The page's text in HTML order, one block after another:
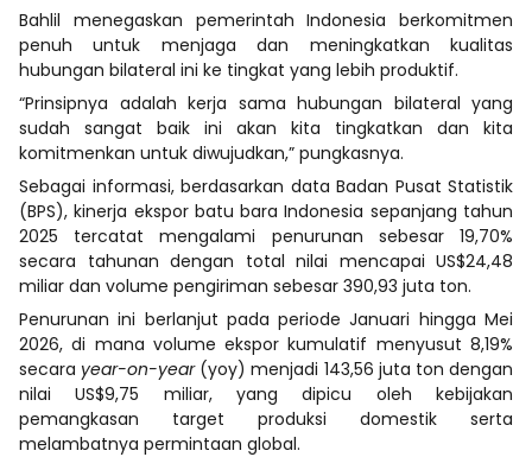
Bahlil menegaskan pemerintah Indonesia berkomitmen
penuh untuk menjaga dan meningkatkan kualitas
hubungan bilateral ini ke tingkat yang lebih produktif.
“Prinsipnya adalah kerja sama hubungan bilateral yang
sudah sangat baik ini akan kita tingkatkan dan kita
komitmenkan untuk diwujudkan,” pungkasnya.
Sebagai informasi, berdasarkan data Badan Pusat Statistik
(BPS), kinerja ekspor batu bara Indonesia sepanjang tahun
2025 tercatat mengalami penurunan sebesar 19,70%
secara tahunan dengan total nilai mencapai US$24,48
miliar dan volume pengiriman sebesar 390,93 juta ton.
Penurunan ini berlanjut pada periode Januari hingga Mei
2026, di mana volume ekspor kumulatif menyusut 8,19%
secara year-on-year(yoy) menjadi 143,56 juta ton dengan
nilai US$9,75 miliar, yang dipicu oleh kebijakan
pemangkasan target produksi domestik serta
melambatnya permintaan global.